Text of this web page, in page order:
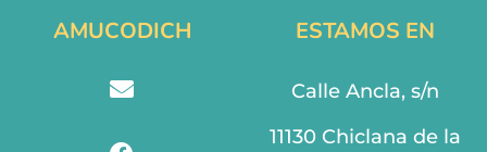
AMUCODICH ESTAMOS EN
Calle Ancla, s/n
11130 Chiclana de la